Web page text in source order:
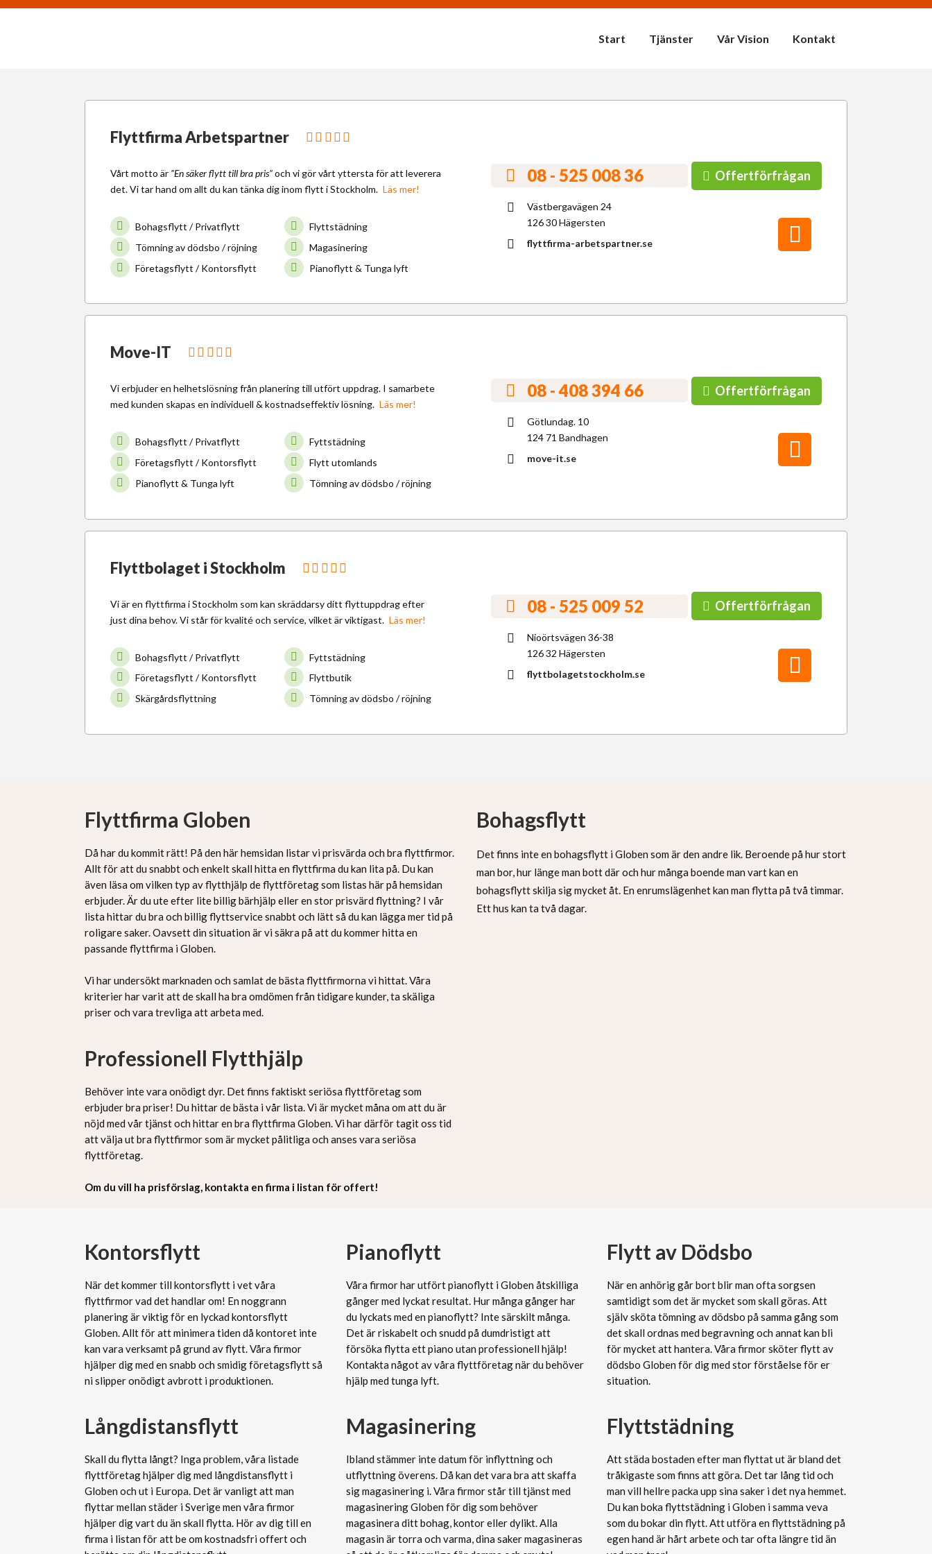
Start Tjänster Vår Vision Kontakt
Flyttfirma Arbetspartner
Vårt motto är ”En säker flytt till bra pris”och vi gör vårt yttersta för att leverera
det. Vi tar hand om allt du kan tänka dig inom flytt i Stockholm. Läs mer!
Bohagsflytt / Privatflytt
Tömning av dödsbo / röjning
Företagsflytt / Kontorsflytt
Flyttstädning
Magasinering
Pianoflytt & Tunga lyft
08 - 525 008 36 Offertförfrågan
Västbergavägen 24
126 30 Hägersten
flyttfirma-arbetspartner.se
Move-IT
Vi erbjuder en helhetslösning från planering till utfört uppdrag. I samarbete
med kunden skapas en individuell & kostnadseffektiv lösning. Läs mer!
Bohagsflytt / Privatflytt
Företagsflytt / Kontorsflytt
Pianoflytt & Tunga lyft
Fyttstädning
Flytt utomlands
Tömning av dödsbo / röjning
08 - 408 394 66 Offertförfrågan
Götlundag. 10
124 71 Bandhagen
move-it.se
Flyttbolaget i Stockholm
Vi är en flyttfirma i Stockholm som kan skräddarsy ditt flyttuppdrag efter
just dina behov. Vi står för kvalité och service, vilket är viktigast. Läs mer!
Bohagsflytt / Privatflytt
Företagsflytt / Kontorsflytt
Skärgårdsflyttning
Fyttstädning
Flyttbutik
Tömning av dödsbo / röjning
08 - 525 009 52 Offertförfrågan
Nioörtsvägen 36-38
126 32 Hägersten
flyttbolagetstockholm.se
Flyttfirma Globen
Då har du kommit rätt! På den här hemsidan listar vi prisvärda och bra flyttfirmor.
Allt för att du snabbt och enkelt skall hitta en flyttfirma du kan lita på. Du kan
även läsa om vilken typ av flytthjälp de flyttföretag som listas här på hemsidan
erbjuder. Är du ute efter lite billig bärhjälp eller en stor prisvärd flyttning? I vår
lista hittar du bra och billig flyttservice snabbt och lätt så du kan lägga mer tid på
roligare saker. Oavsett din situation är vi säkra på att du kommer hitta en
passande flyttfirma i Globen.
Vi har undersökt marknaden och samlat de bästa flyttfirmorna vi hittat. Våra
kriterier har varit att de skall ha bra omdömen från tidigare kunder, ta skäliga
priser och vara trevliga att arbeta med.
Professionell Flytthjälp
Behöver inte vara onödigt dyr. Det finns faktiskt seriösa flyttföretag som
erbjuder bra priser! Du hittar de bästa i vår lista. Vi är mycket måna om att du är
nöjd med vår tjänst och hittar en bra flyttfirma Globen. Vi har därför tagit oss tid
att välja ut bra flyttfirmor som är mycket pålitliga och anses vara seriösa
flyttföretag.
Om du vill ha prisförslag, kontakta en firma i listan för offert!
Bohagsflytt
Det finns inte en bohagsflytt i Globen som är den andre lik. Beroende på hur stort
man bor, hur länge man bott där och hur många boende man vart kan en
bohagsflytt skilja sig mycket åt. En enrumslägenhet kan man flytta på två timmar.
Ett hus kan ta två dagar.
Kontorsflytt
När det kommer till kontorsflytt i vet våra
flyttfirmor vad det handlar om! En noggrann
planering är viktig för en lyckad kontorsflytt
Globen. Allt för att minimera tiden då kontoret inte
kan vara verksamt på grund av flytt. Våra firmor
hjälper dig med en snabb och smidig företagsflytt så
ni slipper onödigt avbrott i produktionen.
Långdistansflytt
Skall du flytta långt? Inga problem, våra listade
flyttföretag hjälper dig med långdistansflytt i
Globen och ut i Europa. Det är vanligt att man
flyttar mellan städer i Sverige men våra firmor
hjälper dig vart du än skall flytta. Hör av dig till en
firma i listan för att be om kostnadsfri offert och
Pianoflytt
Våra firmor har utfört pianoflytt i Globen åtskilliga
gånger med lyckat resultat. Hur många gånger har
du lyckats med en pianoflytt? Inte särskilt många.
Det är riskabelt och snudd på dumdristigt att
försöka flytta ett piano utan professionell hjälp!
Kontakta något av våra flyttföretag när du behöver
hjälp med tunga lyft.
Magasinering
Ibland stämmer inte datum för inflyttning och
utflyttning överens. Då kan det vara bra att skaffa
sig magasinering i. Våra firmor står till tjänst med
magasinering Globen för dig som behöver
magasinera ditt bohag, kontor eller dylikt. Alla
magasin är torra och varma, dina saker magasineras
Flytt av Dödsbo
När en anhörig går bort blir man ofta sorgsen
samtidigt som det är mycket som skall göras. Att
själv sköta tömning av dödsbo på samma gång som
det skall ordnas med begravning och annat kan bli
för mycket att hantera. Våra firmor sköter flytt av
dödsbo Globen för dig med stor förståelse för er
situation.
Flyttstädning
Att städa bostaden efter man flyttat ut är bland det
tråkigaste som finns att göra. Det tar lång tid och
man vill hellre packa upp sina saker i det nya hemmet.
Du kan boka flyttstädning i Globen i samma veva
som du bokar din flytt. Att utföra en flyttstädning på
egen hand är hårt arbete och tar ofta längre tid än